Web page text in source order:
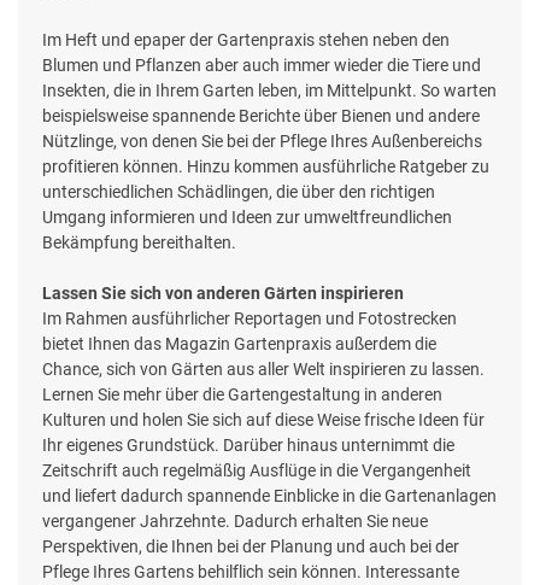
Im Heft und epaper der Gartenpraxis stehen neben den
Blumen und Pflanzen aber auch immer wieder die Tiere und
Insekten, die in Ihrem Garten leben, im Mittelpunkt. So warten
beispielsweise spannende Berichte über Bienen und andere
Nützlinge, von denen Sie bei der Pflege Ihres Außenbereichs
profitieren können. Hinzu kommen ausführliche Ratgeber zu
unterschiedlichen Schädlingen, die über den richtigen
Umgang informieren und Ideen zur umweltfreundlichen
Bekämpfung bereithalten.
Lassen Sie sich von anderen Gärten inspirieren
Im Rahmen ausführlicher Reportagen und Fotostrecken
bietet Ihnen das Magazin Gartenpraxis außerdem die
Chance, sich von Gärten aus aller Welt inspirieren zu lassen.
Lernen Sie mehr über die Gartengestaltung in anderen
Kulturen und holen Sie sich auf diese Weise frische Ideen für
Ihr eigenes Grundstück. Darüber hinaus unternimmt die
Zeitschrift auch regelmäßig Ausflüge in die Vergangenheit
und liefert dadurch spannende Einblicke in die Gartenanlagen
vergangener Jahrzehnte. Dadurch erhalten Sie neue
Perspektiven, die Ihnen bei der Planung und auch bei der
Pflege Ihres Gartens behilflich sein können. Interessante